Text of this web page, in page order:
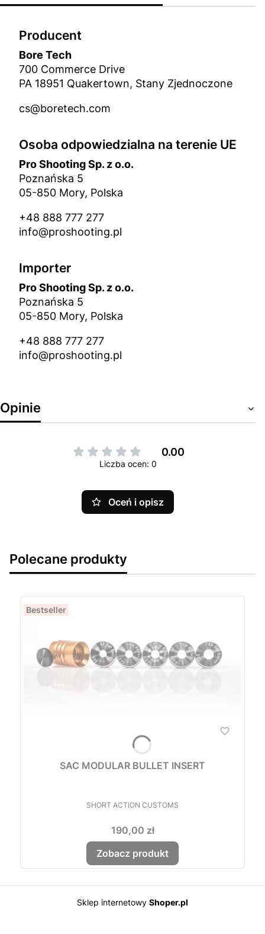
Producent
Bore Tech
700 Commerce Drive
PA 18951 Quakertown, Stany Zjednoczone
cs@boretech.com
Osoba odpowiedzialna na terenie UE
Pro Shooting Sp. z o.o.
Poznańska 5
05-850 Mory, Polska
+48 888 777 277
info@proshooting.pl
Importer
Pro Shooting Sp. z o.o.
Poznańska 5
05-850 Mory, Polska
+48 888 777 277
info@proshooting.pl
Opinie
0.00
Liczba ocen: 0
Oceń i opisz
Polecane produkty
Bestseller
SAC MODULAR BULLET INSERT
PRODUCENT
SHORT ACTION CUSTOMS
Cena
190,00 zł
Zobacz produkt
Sklep internetowy Shoper.pl